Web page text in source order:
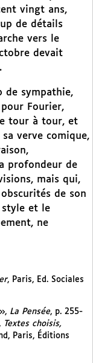
vingt ans,
de détails
vers le
devait
.
de sympathie,
Fourier,
tour à tour, et
verve comique,
profondeur de
mais qui,
de son
style et le
ne
, Paris, Ed. Sociales
La Pensée, p. 255-
Textes choisis,
Paris, Éditions